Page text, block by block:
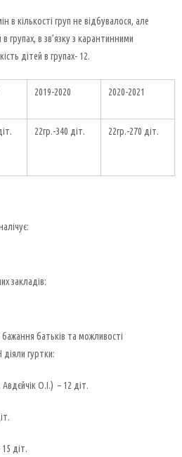
в кількості груп не відбувалося, але
групах, в зв’язку з карантинними
дітей в групах- 12.
2019-2020 2020-2021
22гр.-340 діт. 22гр.-270 діт.
закладів:
батьків та можливості
гуртки:
О.І.) – 12 діт.
діт.